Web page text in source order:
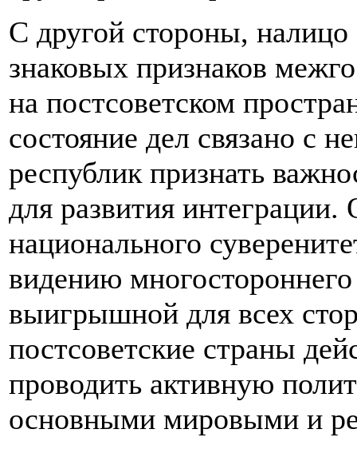
С другой стороны, налицо
знаковых признаков
на постсоветском
состояние дел связано с
республик признать
для развития
национального
видению многостороннего
выигрышной для всех
постсоветские страны
проводить активную
основными мировыми и